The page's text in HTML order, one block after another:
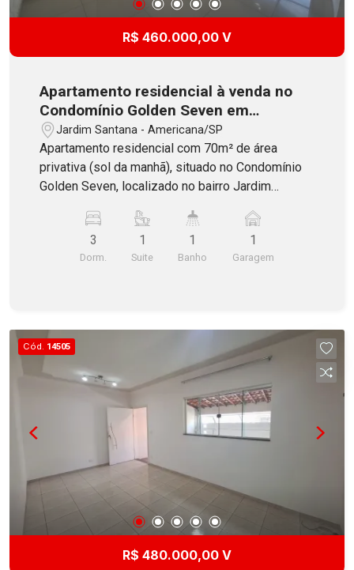
R$ 460.000,00 V
Apartamento residencial à venda no
Condomínio Golden Seven em
Americana
Jardim Santana - Americana/SP
Apartamento residencial com 70m² de área
privativa (sol da manhã), situado no Condomínio
Golden Seven, localizado no bairro Jardim
piso laminado, sendo 1 suíte (um dos dormitórios
está aberto a sala), banheiro social, sala de estar
e jantar integradas (piso porcelanato) com sacada
mini mercado, academia, espaço gourmet, salão
de festas, piscina adulto e infantil, playground e
mini campo. Aceita Financiamento com FGTS!
3
Dorm.
1
Suite
1
Banho
1
Garagem
Cód. 14505
R$ 480.000,00 V